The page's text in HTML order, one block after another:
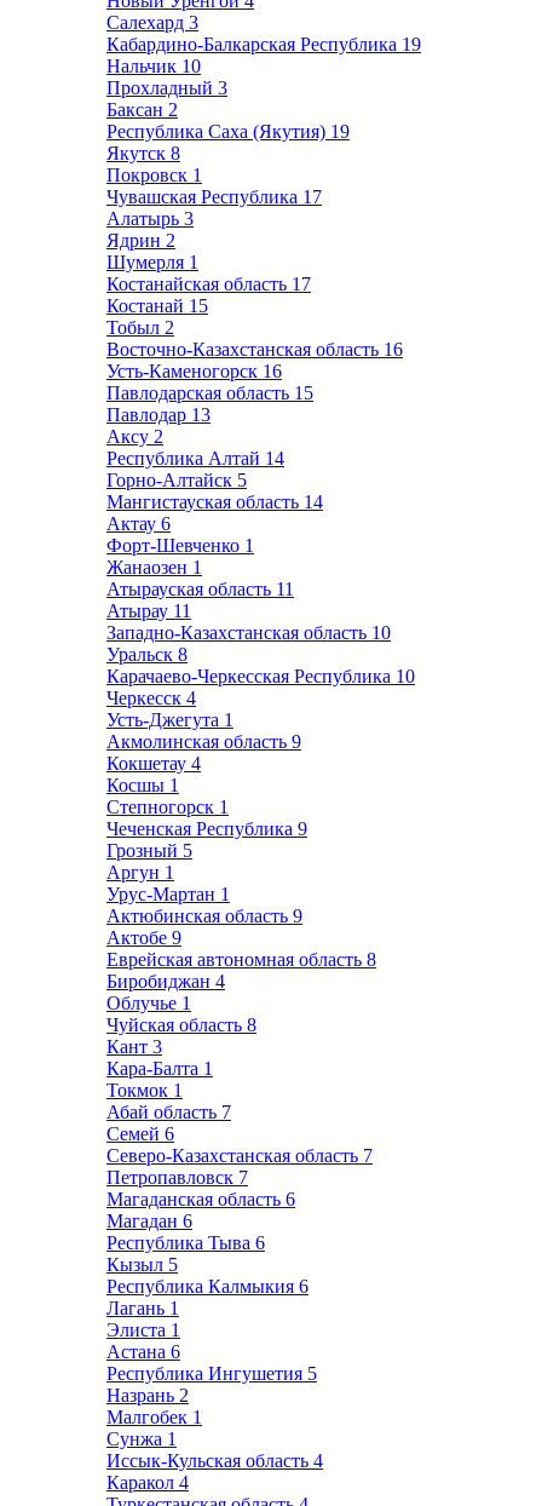
Салехард 3
Кабардино-Балкарская Республика 19
Нальчик 10
Прохладный 3
Баксан 2
Республика Саха (Якутия) 19
Якутск 8
Покровск 1
Чувашская Республика 17
Алатырь 3
Ядрин 2
Шумерля 1
Костанайская область 17
Костанай 15
Тобыл 2
Восточно-Казахстанская область 16
Усть-Каменогорск 16
Павлодарская область 15
Павлодар 13
Аксу 2
Республика Алтай 14
Горно-Алтайск 5
Мангистауская область 14
Актау 6
Форт-Шевченко 1
Жанаозен 1
Атырауская область 11
Атырау 11
Западно-Казахстанская область 10
Уральск 8
Карачаево-Черкесская Республика 10
Черкесск 4
Усть-Джегута 1
Акмолинская область 9
Кокшетау 4
Косшы 1
Степногорск 1
Чеченская Республика 9
Грозный 5
Аргун 1
Урус-Мартан 1
Актюбинская область 9
Актобе 9
Еврейская автономная область 8
Биробиджан 4
Облучье 1
Чуйская область 8
Кант 3
Кара-Балта 1
Токмок 1
Абай область 7
Семей 6
Северо-Казахстанская область 7
Петропавловск 7
Магаданская область 6
Магадан 6
Республика Тыва 6
Кызыл 5
Республика Калмыкия 6
Лагань 1
Элиста 1
Астана 6
Республика Ингушетия 5
Назрань 2
Малгобек 1
Сунжа 1
Иссык-Кульская область 4
Каракол 4